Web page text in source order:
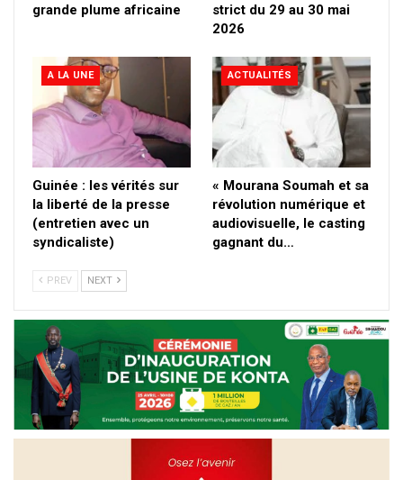
grande plume africaine
strict du 29 au 30 mai
2026
A LA UNE
Guinée : les vérités sur
la liberté de la presse
(entretien avec un
syndicaliste)
ACTUALITÉS
« Mourana Soumah et sa
révolution numérique et
audiovisuelle, le casting
gagnant du…
PREV NEXT